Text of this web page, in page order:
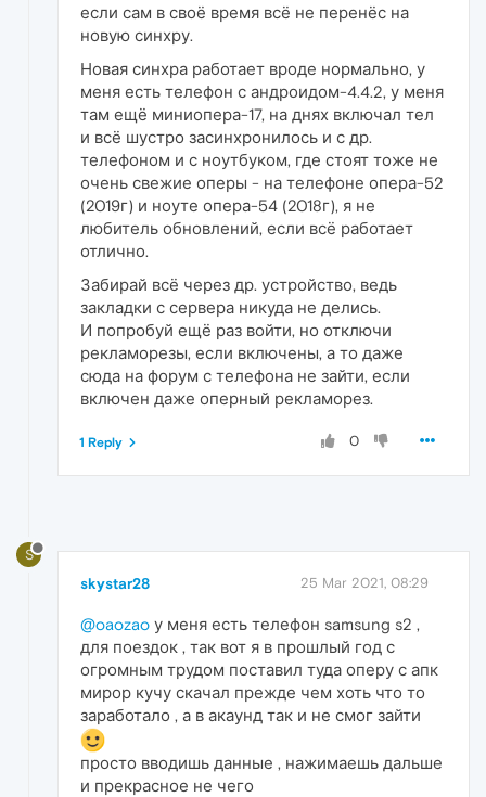
если сам в своё время всё не перенёс на
новую синхру.
Новая синхра работает вроде нормально, у
меня есть телефон с андроидом-4.4.2, у меня
там ещё миниопера-17, на днях включал тел
и всё шустро засинхронилось и с др.
телефоном и с ноутбуком, где стоят тоже не
очень свежие оперы - на телефоне опера-52
(2019г) и ноуте опера-54 (2018г), я не
любитель обновлений, если всё работает
отлично.
Забирай всё через др. устройство, ведь
закладки с сервера никуда не делись.
И попробуй ещё раз войти, но отключи
рекламорезы, если включены, а то даже
сюда на форум с телефона не зайти, если
включен даже оперный рекламорез.
0
1 Reply
S
skystar28 25 Mar 2021, 08:29
@oaozao у меня есть телефон samsung s2 ,
для поездок , так вот я в прошлый год с
огромным трудом поставил туда оперу с апк
мирор кучу скачал прежде чем хоть что то
заработало , а в акаунд так и не смог зайти
просто вводишь данные , нажимаешь дальше
и прекрасное не чего